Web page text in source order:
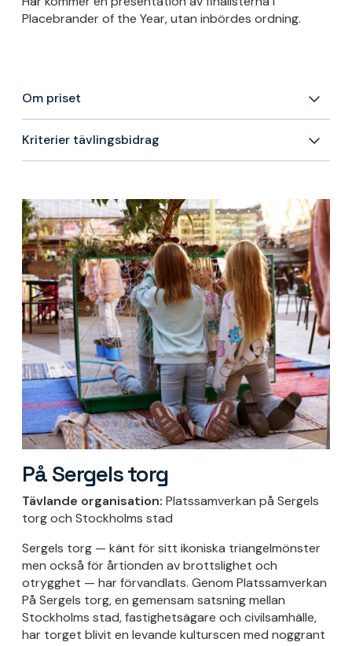
Placebrander of the Year, utan inbördes ordning.
Om priset
Kriterier tävlingsbidrag
På Sergels torg
Tävlande organisation: Platssamverkan på Sergels
torg och Stockholms stad
Sergels torg — känt för sitt ikoniska triangelmönster
men också för årtionden av brottslighet och
otrygghet — har förvandlats. Genom Platssamverkan
På Sergels torg, en gemensam satsning mellan
Stockholms stad, fastighetsägare och civilsamhälle,
har torget blivit en levande kulturscen med noggrant